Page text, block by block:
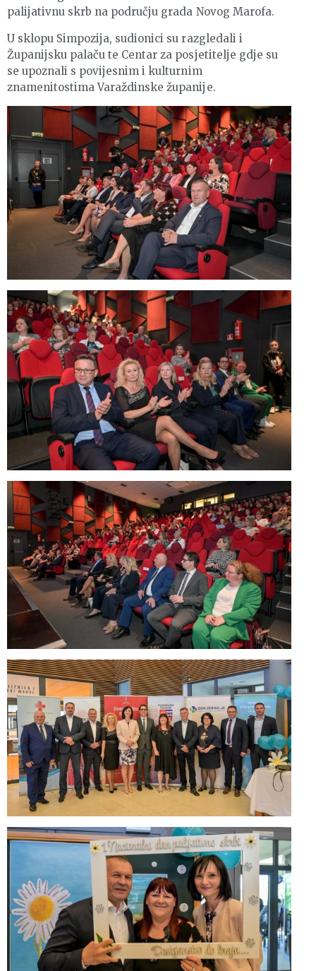
palijativnu skrb na području grada Novog Marofa.
U sklopu Simpozija, sudionici su razgledali i
Županijsku palaču te Centar za posjetitelje gdje su
se upoznali s povijesnim i kulturnim
znamenitostima Varaždinske županije.